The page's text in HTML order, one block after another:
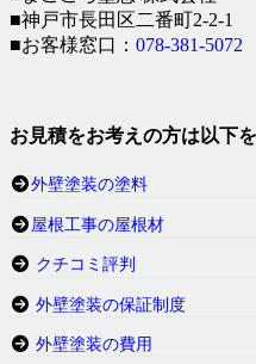
■神戸市長田区二番町2-2-1
■お客様窓口： 078-381-5072
お見積をお考えの方は以下
外壁塗装の塗料
屋根工事の屋根材
クチコミ評判
外壁塗装の保証制度
外壁塗装の費用